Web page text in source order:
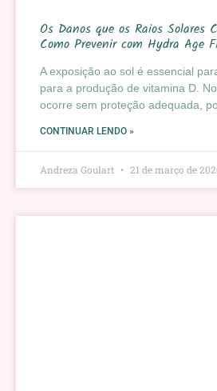
Os Danos que os Raios Solares
Como Prevenir com Hydra Age
A exposição ao sol é essencial
para a produção de vitamina D.
ocorre sem proteção adequada,
CONTINUAR LENDO »
Andreza Goulart 21 de março de